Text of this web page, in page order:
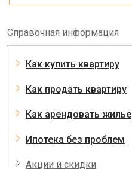
Справочная информация
Как купить квартиру
Как продать квартиру
Как арендовать жилье
Ипотека без проблем
Акции и скидки